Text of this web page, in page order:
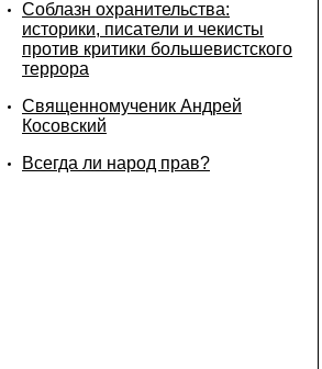
Соблазн охранительства:
историки, писатели и чекисты
против критики большевистского
террора
Священномученик Андрей
Косовский
Всегда ли народ прав?